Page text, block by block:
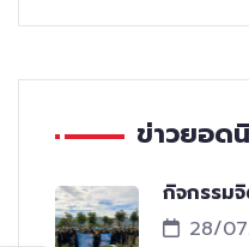
ข่าวยอด
กิจกรรม
28/